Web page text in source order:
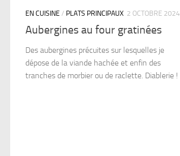
EN CUISINE / PLATS PRINCIPAUX 2 OCTOBRE 2024
Aubergines au four gratinées
Des aubergines précuites sur lesquelles je
dépose de la viande hachée et enfin des
tranches de morbier ou de raclette. Diablerie !